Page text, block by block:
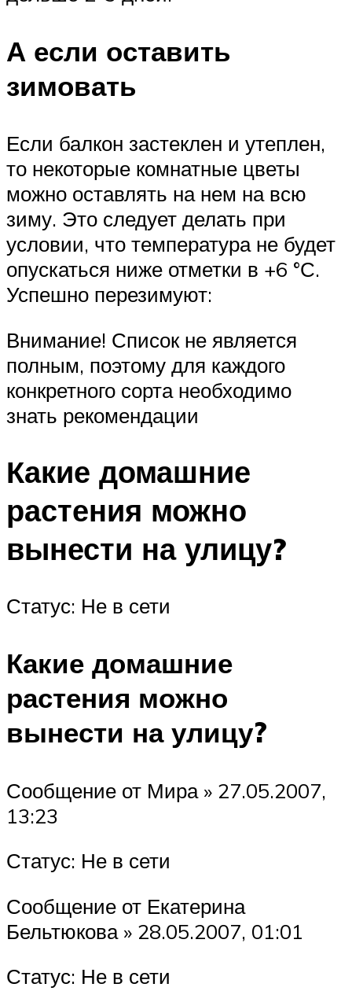
А если оставить
зимовать
Если балкон застеклен и утеплен,
то некоторые комнатные цветы
можно оставлять на нем на всю
зиму. Это следует делать при
условии, что температура не будет
опускаться ниже отметки в +6 °С.
Успешно перезимуют:
Внимание! Список не является
полным, поэтому для каждого
конкретного сорта необходимо
знать рекомендации
Какие домашние
растения можно
вынести на улицу?
Статус: Не в сети
Какие домашние
растения можно
вынести на улицу?
Сообщение от Мира » 27.05.2007,
13:23
Статус: Не в сети
Сообщение от Екатерина
Бельтюкова » 28.05.2007, 01:01
Статус: Не в сети